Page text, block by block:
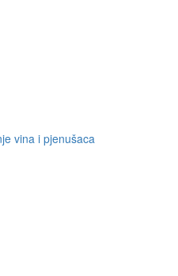
vina i pjenušaca